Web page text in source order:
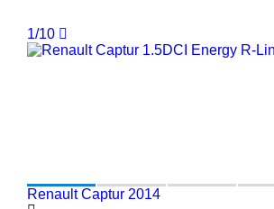
1/10
Renault Captur 2014